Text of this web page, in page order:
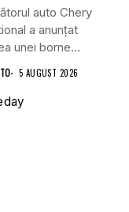
auto Chery
a anunțat
unei borne
industria...
5 AUGUST 2026